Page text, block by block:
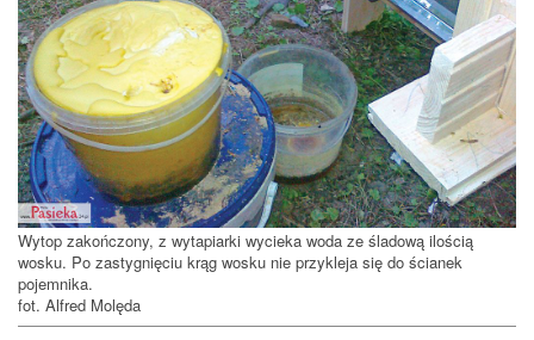
Wytop zakończony, z wytapiarki wycieka woda ze śladową ilością
wosku. Po zastygnięciu krąg wosku nie przykleja się do ścianek
pojemnika.
fot. Alfred Molęda